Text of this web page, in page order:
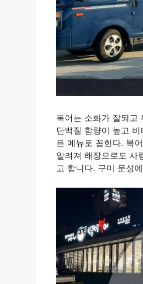
복어는 소화가 잘되고
단백질 함량이 높고
은 메뉴로 꼽힌다. 복
알려져 해장으로도 사
고 합니다. 구미 문성